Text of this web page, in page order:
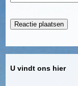
U vindt ons hier